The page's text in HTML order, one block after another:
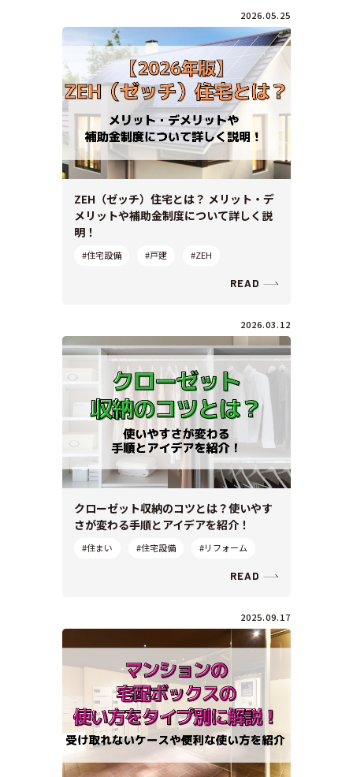
2026.05.25
ZEH（ゼッチ）住宅とは？ メリット・デ
メリットや補助金制度について詳しく説
明！
#住宅設備 #戸建 #ZEH
READ
2026.03.12
クローゼット収納のコツとは？使いやす
さが変わる手順とアイデアを紹介！
#住まい #住宅設備 #リフォーム
READ
2025.09.17